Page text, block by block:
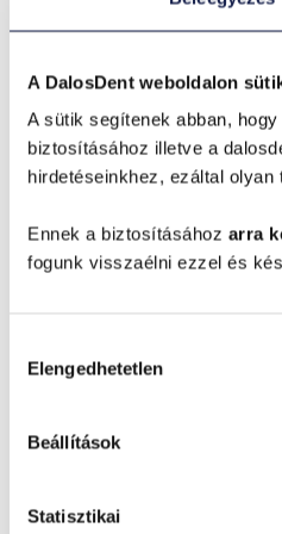
A DalosDent weboldalon
A sütik segítenek abban,
biztosításához illetve a
hirdetéseinkhez, ezáltal
Ennek a biztosításához arra
fogunk visszaélni ezzel és
kiválasztása
Elengedhetetlen
Beállítások
Statisztikai